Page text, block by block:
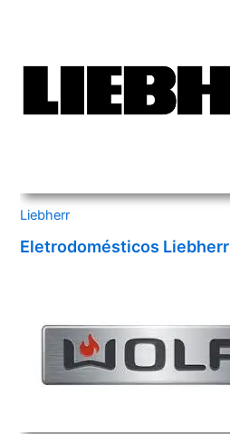
Liebherr
Eletrodomésticos Liebherr